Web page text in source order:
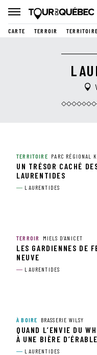
CARTE TERROIR TERRITOIRE
TERRITOIRE PARC RÉGIONAL
UN TRÉSOR CACHÉ
LAURENTIDES
LAURENTIDES
TERROIR MIELS D’ANICET
LES GARDIENNES DE
NEUVE
LAURENTIDES
À BOIRE BRASSERIE WILSY
QUAND L’ENVIE DU
À UNE BIÈRE D’ÉRABLE
LAURENTIDES